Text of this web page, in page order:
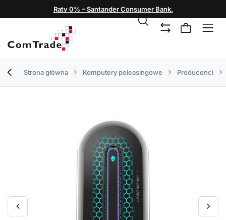
Raty 0% – Santander Consumer Bank.
Strona główna Komputery poleasingowe Producenci